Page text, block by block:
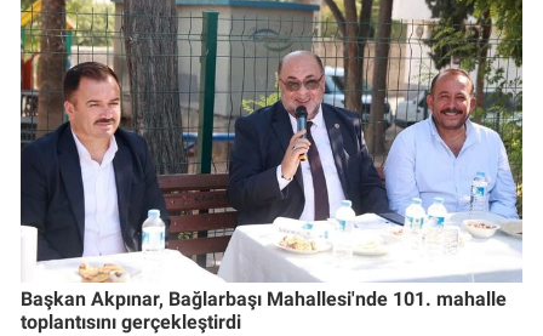
Başkan Akpınar, Bağlarbaşı Mahallesi'nde 101. mahalle
toplantısını gerçekleştirdi